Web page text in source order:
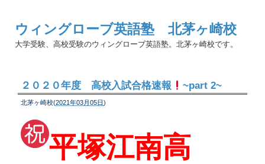
ウィングローブ英語塾 北茅ヶ崎校
大学受験、高校受験のウィングローブ英語塾。北茅ヶ崎校です。
２０２０年度 高校入試合格速報 ~part 2~
北茅ヶ崎校(2021年03月05日)
平塚江南高